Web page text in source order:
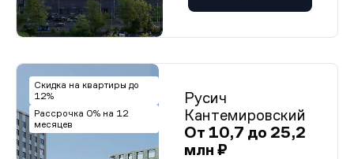
Скидка на квартиры до
12%
Рассрочка 0% на 12
месяцев
Русич
Кантемировский
От 10,7 до 25,2
млн ₽